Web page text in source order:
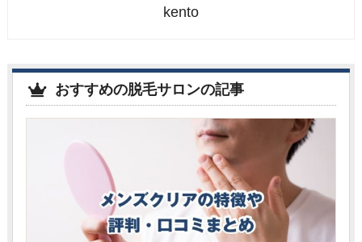
kento
おすすめの脱毛サロンの記事